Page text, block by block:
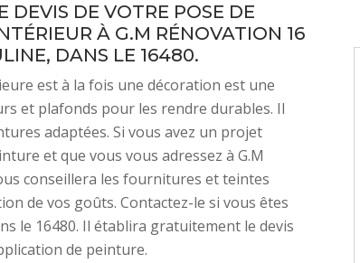
DEVIS DE VOTRE POSE DE
À G.M RÉNOVATION 16
DANS LE 16480.
est à la fois une décoration est une
et plafonds pour les rendre durables. Il
adaptées. Si vous avez un projet
et que vous vous adressez à G.M
conseillera les fournitures et teintes
de vos goûts. Contactez-le si vous êtes
le 16480. Il établira gratuitement le devis
de peinture.